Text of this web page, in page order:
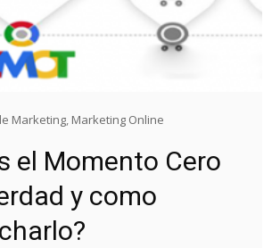
Marketing, Marketing Online
el Momento Cero
y como